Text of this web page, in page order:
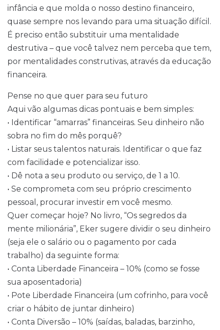
infância e que molda o nosso destino financeiro,
quase sempre nos levando para uma situação difícil.
É preciso então substituir uma mentalidade
destrutiva – que você talvez nem perceba que tem,
por mentalidades construtivas, através da educação
financeira.
Pense no que quer para seu futuro
Aqui vão algumas dicas pontuais e bem simples:
• Identificar “amarras” financeiras. Seu dinheiro não
sobra no fim do mês porquê?
• Listar seus talentos naturais. Identificar o que faz
com facilidade e potencializar isso.
• Dê nota a seu produto ou serviço, de 1 a 10.
• Se comprometa com seu próprio crescimento
pessoal, procurar investir em você mesmo.
Quer começar hoje? No livro, “Os segredos da
mente milionária”, Eker sugere dividir o seu dinheiro
(seja ele o salário ou o pagamento por cada
trabalho) da seguinte forma:
• Conta Liberdade Financeira – 10% (como se fosse
sua aposentadoria)
• Pote Liberdade Financeira (um cofrinho, para você
criar o hábito de juntar dinheiro)
• Conta Diversão – 10% (saídas, baladas, barzinho,